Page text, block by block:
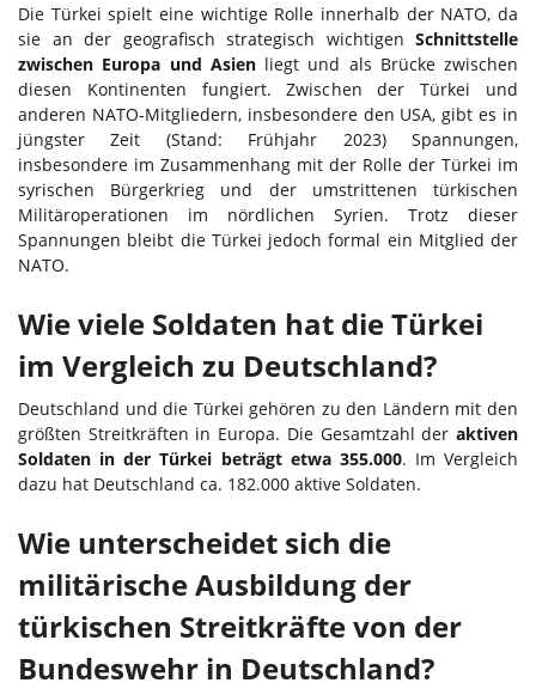
Die Türkei spielt eine wichtige Rolle innerhalb der NATO, da
sie an der geografisch strategisch wichtigen Schnittstelle
zwischen Europa und Asien liegt und als Brücke zwischen
diesen Kontinenten fungiert. Zwischen der Türkei und
anderen NATO-Mitgliedern, insbesondere den USA, gibt es in
jüngster Zeit (Stand: Frühjahr 2023) Spannungen,
insbesondere im Zusammenhang mit der Rolle der Türkei im
syrischen Bürgerkrieg und der umstrittenen türkischen
Militäroperationen im nördlichen Syrien. Trotz dieser
Spannungen bleibt die Türkei jedoch formal ein Mitglied der
NATO.
Wie viele Soldaten hat die Türkei
im Vergleich zu Deutschland?
Deutschland und die Türkei gehören zu den Ländern mit den
größten Streitkräften in Europa. Die Gesamtzahl der aktiven
Soldaten in der Türkei beträgt etwa 355.000. Im Vergleich
dazu hat Deutschland ca. 182.000 aktive Soldaten.
Wie unterscheidet sich die
militärische Ausbildung der
türkischen Streitkräfte von der
Bundeswehr in Deutschland?